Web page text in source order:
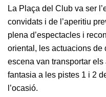
Freqüents
(FAQs)
Treballa amb
nosaltres
Àrea esportiva
Tennis
La Plaça del Club va ser
convidats i de l’aperitiu
plena d’espectacles i
oriental, les actuacions de
escena van transportar
fantasia a les pistes 1 i 2
l’ocasió.